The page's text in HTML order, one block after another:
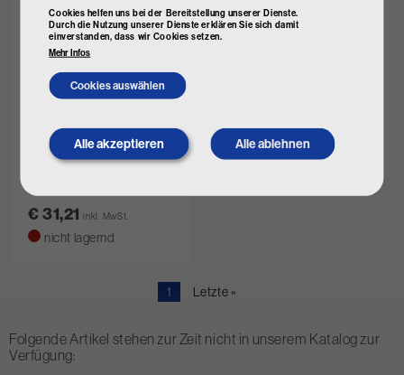
FEBI BILSTEIN Ölfilter,
Getriebe (E-Achse)
€ 31,21inkl. MwSt.
nicht lagernd
Aktuelle
Seite
1
Letzte
Letzte »
Folgende Artikel stehen zur Zeit nicht in unserem Katalog zur
Verfügung:
Cookies helfen uns bei der Bereitstellung unserer Dienste.
Durch die Nutzung unserer Dienste erklären Sie sich damit
einverstanden, dass wir Cookies setzen.
Mehr Infos
Cookies auswählen
Alle akzeptieren
Withdraw
consent
Alle ablehnen